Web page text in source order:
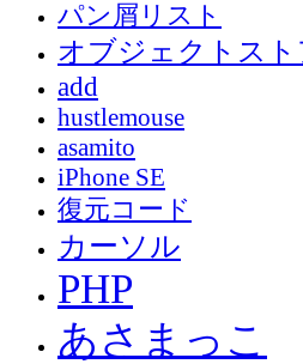
パン屑リスト
オブジェクトスト
add
hustlemouse
asamito
iPhone SE
復元コード
カーソル
PHP
あさまっこ